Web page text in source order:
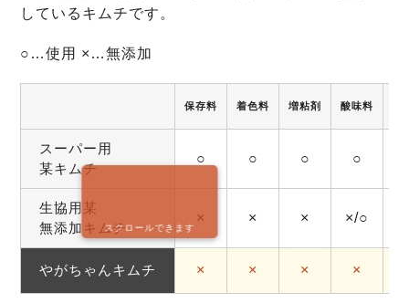
しているキムチです。
○…使用 ×…無添加
保存料 着色料 増粘剤 酸味料
スーパー用
某キムチ
○ ○ ○ ○
生協用某
無添加キムチ
× × × ×/○
やがちゃんキムチ × × × ×
スクロールできます